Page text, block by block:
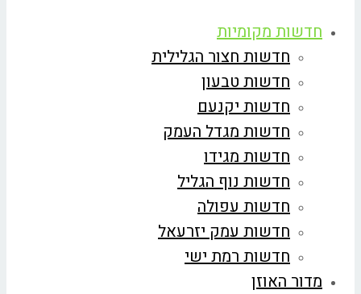
חדשות מקומיות
חדשות חצור הגלילית
חדשות טבעון
חדשות יקנעם
חדשות מגדל העמק
חדשות מגידו
חדשות נוף הגליל
חדשות עפולה
חדשות עמק יזרעאל
חדשות רמת ישי
מדור האוזן